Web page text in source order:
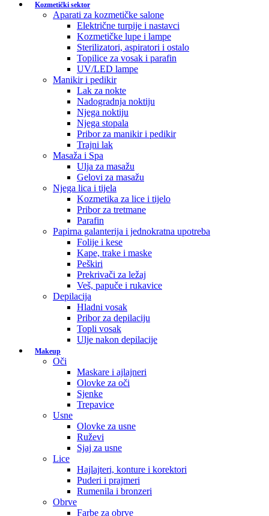
Kozmetički sektor
Aparati za kozmetičke salone
Električne turpije i nastavci
Kozmetičke lupe i lampe
Sterilizatori, aspiratori i ostalo
Topilice za vosak i parafin
UV/LED lampe
Manikir i pedikir
Lak za nokte
Nadogradnja noktiju
Njega noktiju
Njega stopala
Pribor za manikir i pedikir
Trajni lak
Masaža i Spa
Ulja za masažu
Gelovi za masažu
Njega lica i tijela
Kozmetika za lice i tijelo
Pribor za tretmane
Parafin
Papirna galanterija i jednokratna upotreba
Folije i kese
Kape, trake i maske
Peškiri
Prekrivači za ležaj
Veš, papuče i rukavice
Depilacija
Hladni vosak
Pribor za depilaciju
Topli vosak
Ulje nakon depilacije
Makeup
Oči
Maskare i ajlajneri
Olovke za oči
Sjenke
Trepavice
Usne
Olovke za usne
Ruževi
Sjaj za usne
Lice
Hajlajteri, konture i korektori
Puderi i prajmeri
Rumenila i bronzeri
Obrve
Farbe za obrve